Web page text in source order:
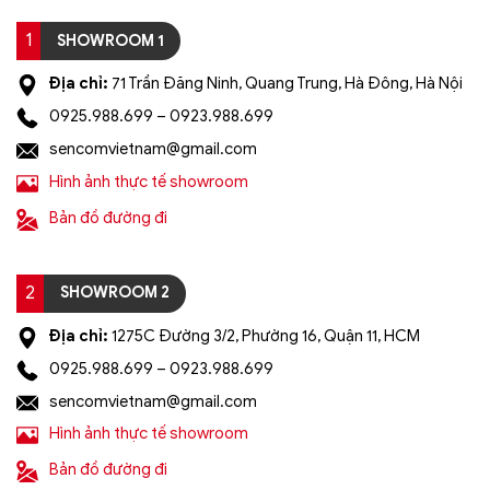
1 SHOWROOM 1
Địa chỉ: 71 Trần Đăng Ninh, Quang Trung, Hà Đông, Hà Nội
0925.988.699 – 0923.988.699
sencomvietnam@gmail.com
Hình ảnh thực tế showroom
Bản đồ đường đi
2 SHOWROOM 2
Địa chỉ: 1275C Đường 3/2, Phường 16, Quận 11, HCM
0925.988.699 – 0923.988.699
sencomvietnam@gmail.com
Hình ảnh thực tế showroom
Bản đồ đường đi